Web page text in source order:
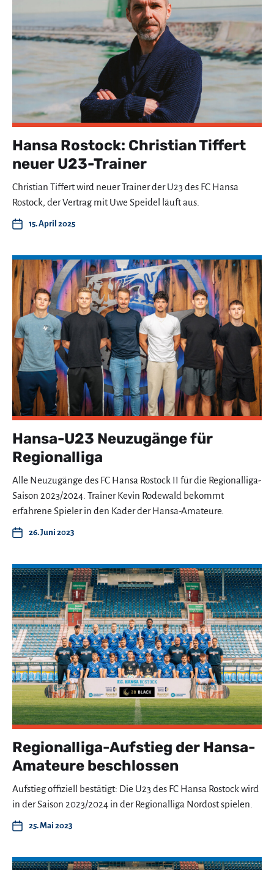
Hansa Rostock: Christian Tiffert
neuer U23-Trainer
Christian Tiffert wird neuer Trainer der U23 des FC Hansa
Rostock, der Vertrag mit Uwe Speidel läuft aus.
15. April 2025
Hansa-U23 Neuzugänge für
Regionalliga
Alle Neuzugänge des FC Hansa Rostock II für die Regionalliga-
Saison 2023/2024. Trainer Kevin Rodewald bekommt
erfahrene Spieler in den Kader der Hansa-Amateure.
26. Juni 2023
Regionalliga-Aufstieg der Hansa-
Amateure beschlossen
Aufstieg offiziell bestätigt: Die U23 des FC Hansa Rostock wird
in der Saison 2023/2024 in der Regionalliga Nordost spielen.
25. Mai 2023